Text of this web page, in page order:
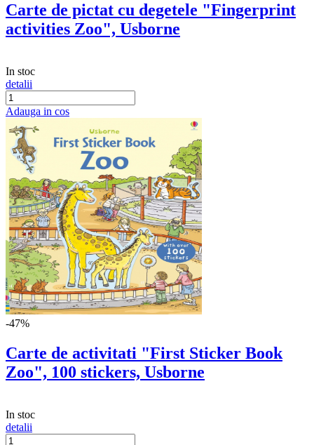
Carte de pictat cu degetele "Fingerprint
activities Zoo", Usborne
In stoc
detalii
Adauga in cos
-47%
Carte de activitati "First Sticker Book
Zoo", 100 stickers, Usborne
In stoc
detalii